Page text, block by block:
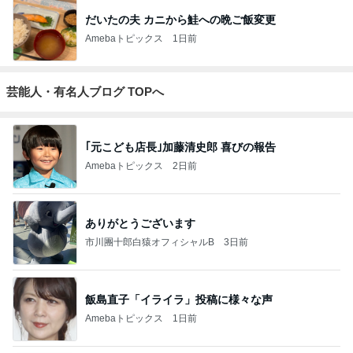
だいたの夫 カニから鮭への晩ご飯変更
Amebaトピックス 1日前
芸能人・有名人ブログ TOPへ
｢元こども店長｣加藤清史郎 喜びの報告
Amebaトピックス 2日前
ありがとうございます
市川團十郎白猿オフィシャルB 3日前
飯島直子「イライラ」投稿に様々な声
Amebaトピックス 1日前